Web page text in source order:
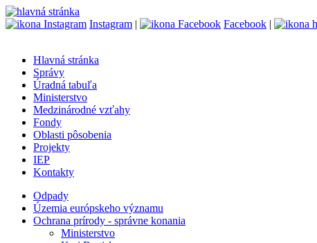
Instagram | Facebook |
Hlavná stránka
Správy
Úradná tabuľa
Ministerstvo
Medzinárodné vzťahy
Fondy
Oblasti pôsobenia
Projekty
IEP
Kontakty
Odpady
Územia európskeho významu
Ochrana prírody - správne konania
Ministerstvo